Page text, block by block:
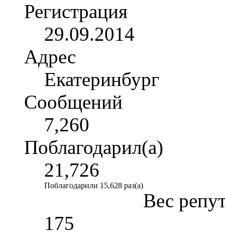
Регистрация
29.09.2014
Адрес
Екатеринбург
Сообщений
7,260
Поблагодарил(а)
21,726
Поблагодарили 15,628 раз(а)
Вес
175